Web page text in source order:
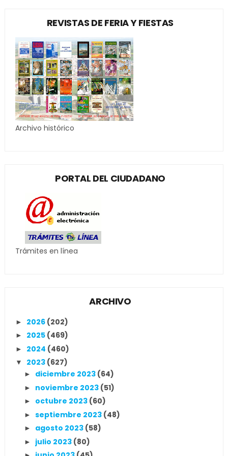
REVISTAS DE FERIA Y FIESTAS
Archivo histórico
PORTAL DEL CIUDADANO
Trámites en línea
ARCHIVO
► 2026 (202)
► 2025 (469)
► 2024 (460)
▼ 2023 (627)
► diciembre 2023 (64)
► noviembre 2023 (51)
► octubre 2023 (60)
► septiembre 2023 (48)
► agosto 2023 (58)
► julio 2023 (80)